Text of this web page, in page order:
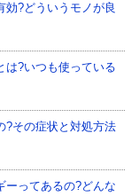
効?どういうモノが良
は?いつも使っている
?その症状と対処方法
ーってあるの?どんな